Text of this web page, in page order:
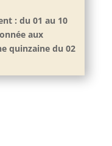
: du 01 au 10
aux
quinzaine du 02